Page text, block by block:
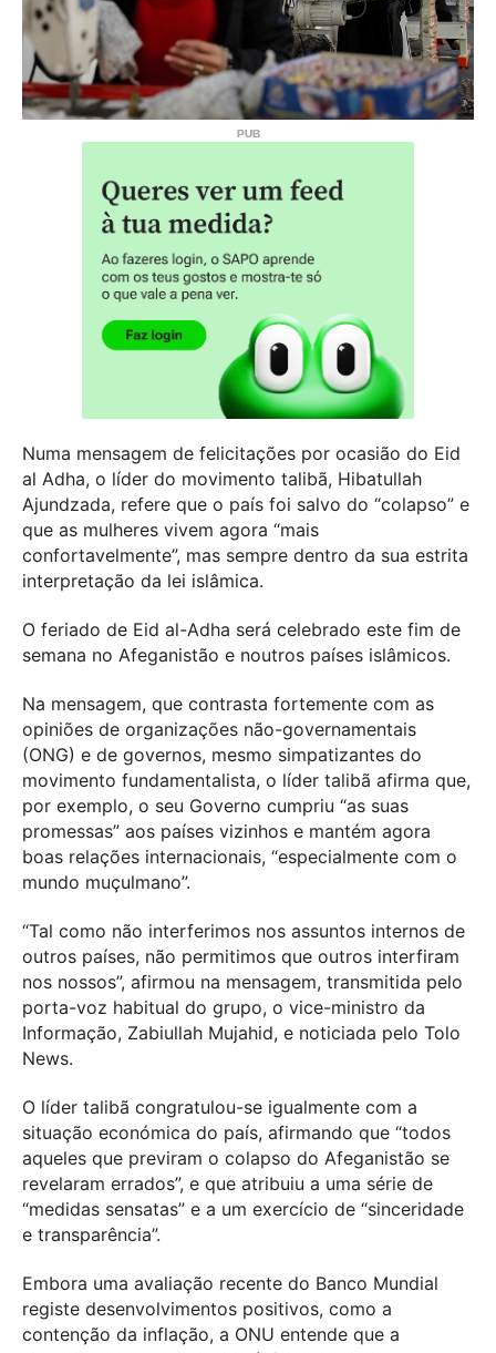
Numa mensagem de felicitações por ocasião do Eid
al Adha, o líder do movimento talibã, Hibatullah
Ajundzada, refere que o país foi salvo do “colapso” e
que as mulheres vivem agora “mais
confortavelmente”, mas sempre dentro da sua estrita
interpretação da lei islâmica.
O feriado de Eid al-Adha será celebrado este fim de
semana no Afeganistão e noutros países islâmicos.
Na mensagem, que contrasta fortemente com as
opiniões de organizações não-governamentais
(ONG) e de governos, mesmo simpatizantes do
movimento fundamentalista, o líder talibã afirma que,
por exemplo, o seu Governo cumpriu “as suas
promessas” aos países vizinhos e mantém agora
boas relações internacionais, “especialmente com o
mundo muçulmano”.
“Tal como não interferimos nos assuntos internos de
outros países, não permitimos que outros interfiram
nos nossos”, afirmou na mensagem, transmitida pelo
porta-voz habitual do grupo, o vice-ministro da
Informação, Zabiullah Mujahid, e noticiada pelo Tolo
News.
O líder talibã congratulou-se igualmente com a
situação económica do país, afirmando que “todos
aqueles que previram o colapso do Afeganistão se
revelaram errados”, e que atribuiu a uma série de
“medidas sensatas” e a um exercício de “sinceridade
e transparência”.
Embora uma avaliação recente do Banco Mundial
registe desenvolvimentos positivos, como a
contenção da inflação, a ONU entende que a